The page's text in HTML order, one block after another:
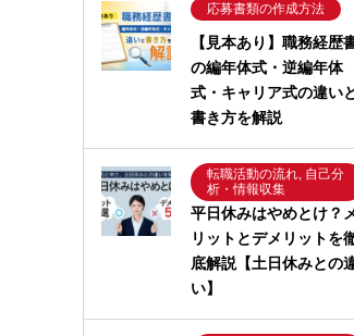
応募書類の作成方法
【見本あり】職務経歴
の編年体式・逆編年体
式・キャリア式の違い
書き方を解説
転職活動の流れ, 自己分
析・情報収集
平日休みはやめとけ？
リットとデメリットを
底解説【土日休みとの
い】